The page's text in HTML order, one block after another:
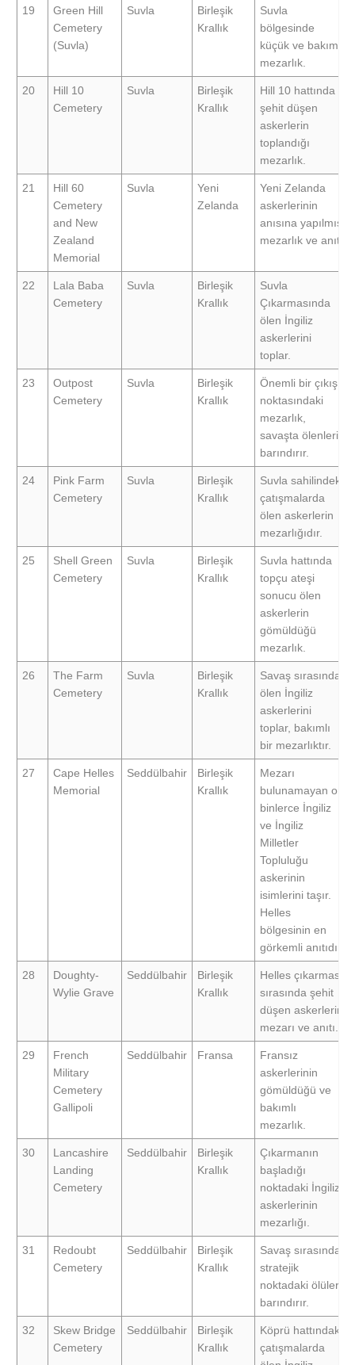
19
Green Hill
Cemetery
(Suvla)
Suvla
Birleşik
Krallık
Suvla
bölgesinde
küçük ve bakımlı
mezarlık.
20
Hill 10
Cemetery
Suvla
Birleşik
Krallık
Hill 10 hattında
şehit düşen
askerlerin
toplandığı
mezarlık.
21
Hill 60
Cemetery
and New
Zealand
Memorial
Suvla
Yeni
Zelanda
Yeni Zelanda
askerlerinin
anısına yapılmış
mezarlık ve anıt.
22
Lala Baba
Cemetery
Suvla
Birleşik
Krallık
Suvla
Çıkarmasında
ölen İngiliz
askerlerini
toplar.
23
Outpost
Cemetery
Suvla
Birleşik
Krallık
Önemli bir çıkış
noktasındaki
mezarlık,
savaşta ölenleri
barındırır.
24
Pink Farm
Cemetery
Suvla
Birleşik
Krallık
Suvla sahilindeki
çatışmalarda
ölen askerlerin
mezarlığıdır.
25
Shell Green
Cemetery
Suvla
Birleşik
Krallık
Suvla hattında
topçu ateşi
sonucu ölen
askerlerin
gömüldüğü
mezarlık.
26
The Farm
Cemetery
Suvla
Birleşik
Krallık
Savaş sırasında
ölen İngiliz
askerlerini
toplar, bakımlı
bir mezarlıktır.
27
Cape Helles
Memorial
Seddülbahir
Birleşik
Krallık
Mezarı
bulunamayan on
binlerce İngiliz
ve İngiliz
Milletler
Topluluğu
askerinin
isimlerini taşır.
Helles
bölgesinin en
görkemli anıtıdır.
28
Doughty-
Wylie Grave
Seddülbahir
Birleşik
Krallık
Helles çıkarması
sırasında şehit
düşen askerlerin
mezarı ve anıtı.
29
French
Military
Cemetery
Gallipoli
Seddülbahir Fransa
Fransız
askerlerinin
gömüldüğü ve
bakımlı
mezarlık.
30
Lancashire
Landing
Cemetery
Seddülbahir
Birleşik
Krallık
Çıkarmanın
başladığı
noktadaki İngiliz
askerlerinin
mezarlığı.
31
Redoubt
Cemetery
Seddülbahir
Birleşik
Krallık
Savaş sırasında
stratejik
noktadaki ölüleri
barındırır.
32
Skew Bridge
Cemetery
Seddülbahir
Birleşik
Krallık
Köprü hattındaki
çatışmalarda